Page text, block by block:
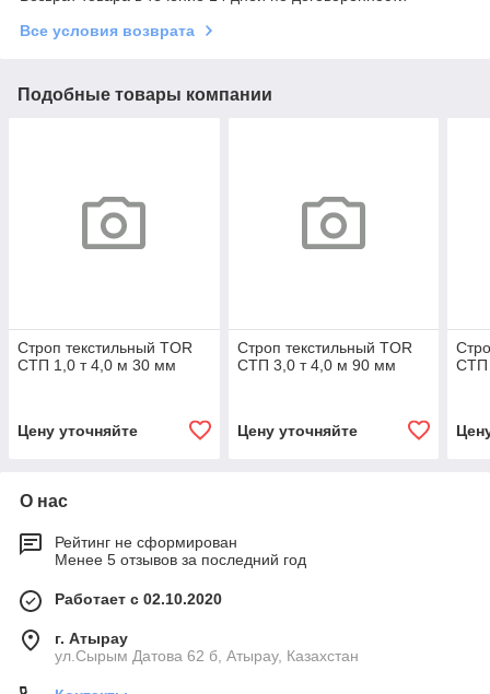
Все условия возврата
Подобные товары компании
Строп текстильный TOR
СТП 1,0 т 4,0 м 30 мм
Цену уточняйте
Строп текстильный TOR
СТП 3,0 т 4,0 м 90 мм
Цену уточняйте
СТП
О нас
Рейтинг не сформирован
Менее 5 отзывов за последний год
Работает с 02.10.2020
г. Атырау
ул.Сырым Датова 62 б, Атырау, Казахстан